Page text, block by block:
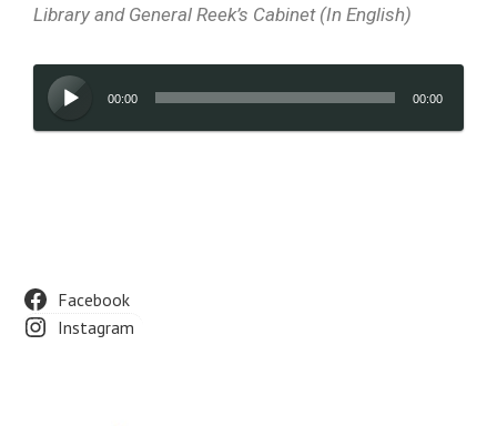
Library and General Reek’s Cabinet (In English)
Audioesitaja
00:00 00:00
Facebook
Instagram